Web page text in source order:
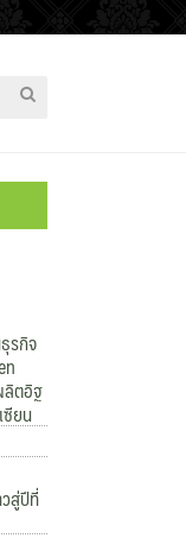
รกิจ
ลิตอิฐ
ซียน
สู่ปีที่